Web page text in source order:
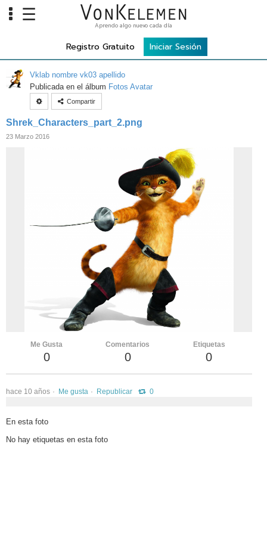
Cursos
Carreras
Costos
vTalk
Notifications
☰ Aprendo algo nuevo cada día
Registro Gratuito Iniciar Sesión
Vklab nombre vk03 apellido
Publicada en el álbum Fotos Avatar
Compartir
Shrek_Characters_part_2.png
23 Marzo 2016
Me Gusta
0
Comentarios
0
Etiquetas
0
hace 10 años Me gusta Republicar 0
En esta foto
No hay etiquetas en esta foto